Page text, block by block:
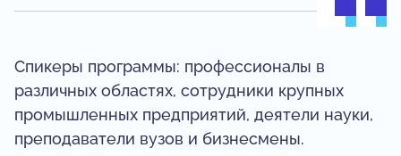
Спикеры программы: профессионалы в
различных областях, сотрудники крупных
промышленных предприятий, деятели науки,
преподаватели вузов и бизнесмены.